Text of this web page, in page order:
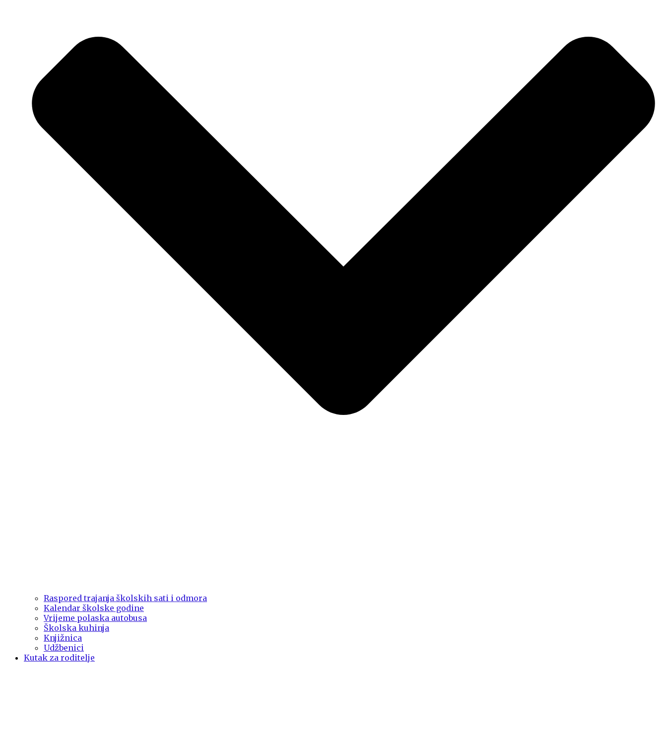
Raspored trajanja školskih sati i odmora
Kalendar školske godine
Vrijeme polaska autobusa
Školska kuhinja
Knjižnica
Udžbenici
Kutak za roditelje